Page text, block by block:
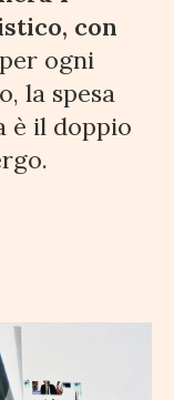
con
per ogni
la spesa
è il doppio